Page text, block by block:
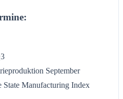
September
State Manufacturing Index